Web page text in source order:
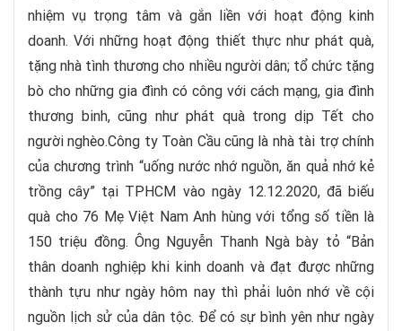
nhiệm vụ trọng tâm và gắn liền với hoạt động kinh
doanh. Với những hoạt động thiết thực như phát quà,
tặng nhà tình thương cho nhiều người dân; tổ chức tặng
bò cho những gia đình có công với cách mạng, gia đình
thương binh, cũng như phát quà trong dịp Tết cho
người nghèo.Công ty Toàn Cầu cũng là nhà tài trợ chính
của chương trình “uống nước nhớ nguồn, ăn quả nhớ kẻ
trồng cây” tại TPHCM vào ngày 12.12.2020, đã biếu
quà cho 76 Mẹ Việt Nam Anh hùng với tổng số tiền là
150 triệu đồng. Ông Nguyễn Thanh Ngà bày tỏ “Bản
thân doanh nghiệp khi kinh doanh và đạt được những
thành tựu như ngày hôm nay thì phải luôn nhớ về cội
nguồn lịch sử của dân tộc. Để có sự bình yên như ngày